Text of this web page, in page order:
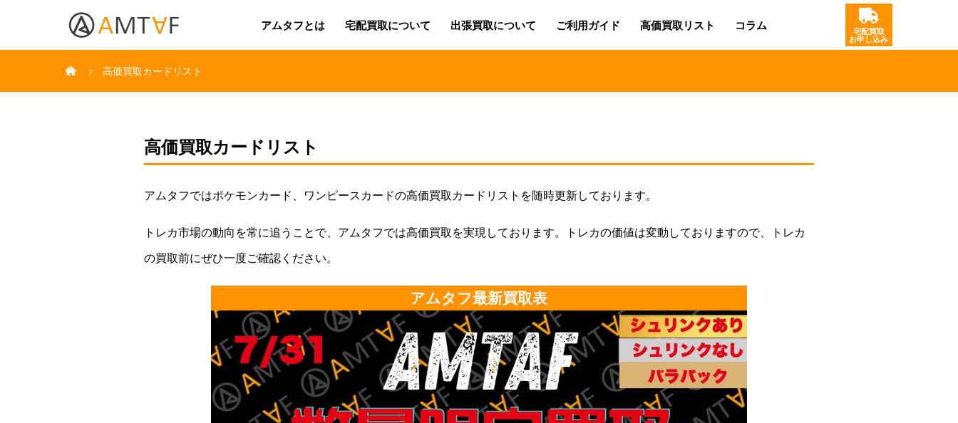
アムタフとは 宅配買取について 出張買取について ご利用ガイド 高価買取リスト コラム 宅配買取
お申し込み
高価買取カードリスト
高価買取カードリスト
アムタフではポケモンカード、ワンピースカードの高価買取カードリストを随時更新しております。
トレカ市場の動向を常に追うことで、アムタフでは高価買取を実現しております。トレカの価値は変動しておりますので、トレカ
の買取前にぜひ一度ご確認ください。
アムタフ最新買取表